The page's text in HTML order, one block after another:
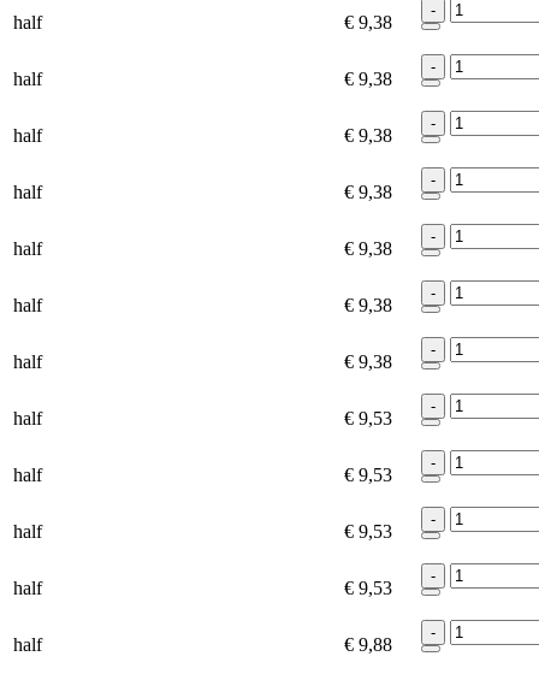
half € 9,38
-
half € 9,38
-
half € 9,38
-
half € 9,38
-
half € 9,38
-
half € 9,38
-
half € 9,38
-
half € 9,53
-
half € 9,53
-
half € 9,53
-
half € 9,53
-
half € 9,88
-